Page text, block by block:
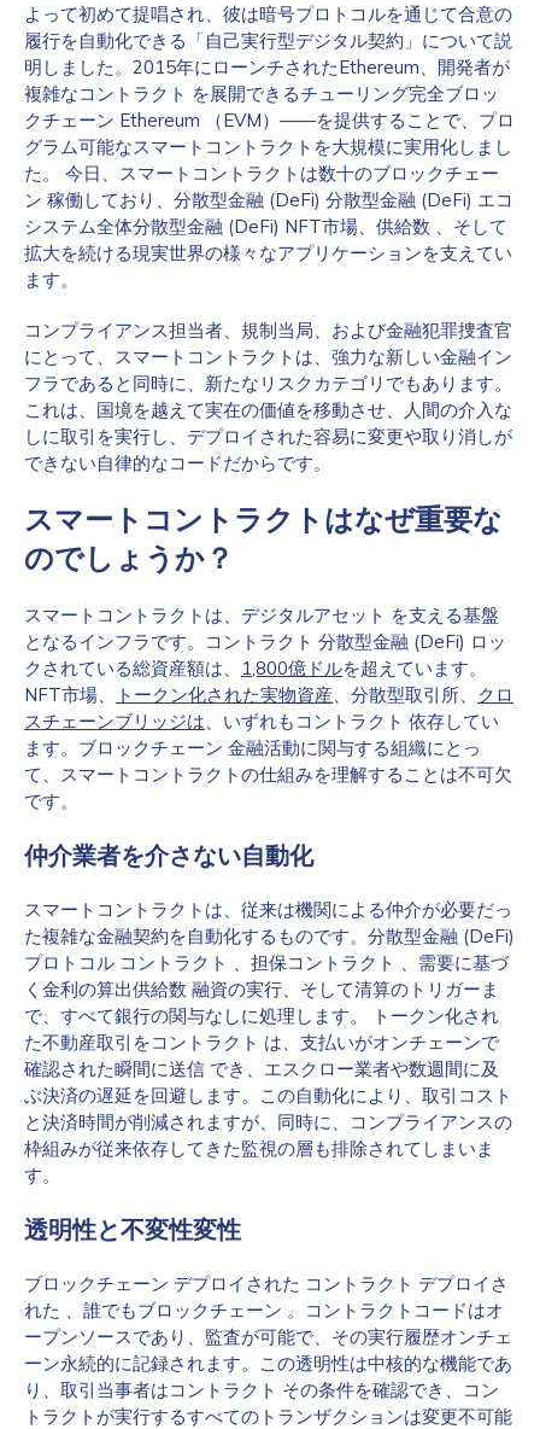
よって初めて提唱され、彼は暗号プロトコルを通じて合意の
履行を自動化できる「自己実行型デジタル契約」について説
明しました。2015年にローンチされたEthereum、開発者が
複雑なコントラクト を展開できるチューリング完全ブロッ
クチェーン Ethereum （EVM）——を提供することで、プロ
グラム可能なスマートコントラクトを大規模に実用化しまし
た。 今日、スマートコントラクトは数十のブロックチェー
ン 稼働しており、分散型金融 (DeFi) 分散型金融 (DeFi) エコ
システム全体分散型金融 (DeFi) NFT市場、供給数 、そして
拡大を続ける現実世界の様々なアプリケーションを支えてい
ます。
コンプライアンス担当者、規制当局、および金融犯罪捜査官
にとって、スマートコントラクトは、強力な新しい金融イン
フラであると同時に、新たなリスクカテゴリでもあります。
これは、国境を越えて実在の価値を移動させ、人間の介入な
しに取引を実行し、デプロイされた容易に変更や取り消しが
できない自律的なコードだからです。
スマートコントラクトはなぜ重要な
のでしょうか？
スマートコントラクトは、デジタルアセット を支える基盤
となるインフラです。コントラクト 分散型金融 (DeFi) ロッ
クされている総資産額は、
1,800億ドルを超えています。
NFT市場、
トークン化された実物資産、分散型取引所、
クロ
スチェーンブリッジは、いずれもコントラクト 依存してい
ます。ブロックチェーン 金融活動に関与する組織にとっ
て、スマートコントラクトの仕組みを理解することは不可欠
です。
仲介業者を介さない自動化
スマートコントラクトは、従来は機関による仲介が必要だっ
た複雑な金融契約を自動化するものです。分散型金融 (DeFi)
プロトコル コントラクト 、担保コントラクト 、需要に基づ
く金利の算出供給数 融資の実行、そして清算のトリガーま
で、すべて銀行の関与なしに処理します。 トークン化され
た不動産取引をコントラクト は、支払いがオンチェーンで
確認された瞬間に送信 でき、エスクロー業者や数週間に及
ぶ決済の遅延を回避します。この自動化により、取引コスト
と決済時間が削減されますが、同時に、コンプライアンスの
枠組みが従来依存してきた監視の層も排除されてしまいま
す。
透明性と不変性変性
ブロックチェーン デプロイされた コントラクト デプロイさ
れた 、誰でもブロックチェーン 。コントラクトコードはオ
ープンソースであり、監査が可能で、その実行履歴オンチェ
ーン永続的に記録されます。この透明性は中核的な機能であ
り、取引当事者はコントラクト その条件を確認でき、コン
トラクトが実行するすべてのトランザクションは変更不可能